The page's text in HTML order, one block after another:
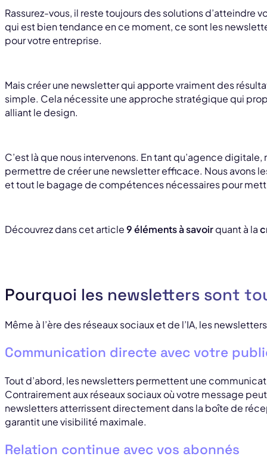
Rassurez-vous, il reste toujours des solutions d’atteindre
qui est bien tendance en ce moment, ce sont les
pour votre entreprise.
Mais créer une newsletter qui apporte vraiment des
simple. Cela nécessite une approche stratégique qui
alliant le design.
C’est là que nous intervenons. En tant qu’agence digitale,
permettre de créer une newsletter efficace. Nous avons
et tout le bagage de compétences nécessaires pour
Découvrez dans cet article9 éléments à savoirquant à la
Pourquoi les newsletters sont
Même à l’ère des réseaux sociaux et de l’IA, les
Communication directe avec votre
Tout d’abord, les newsletters permettent une
Contrairement aux réseaux sociaux où votre message
newsletters atterrissent directement dans la boîte de
garantit une visibilité maximale.
Relation continue avec vos abonnés